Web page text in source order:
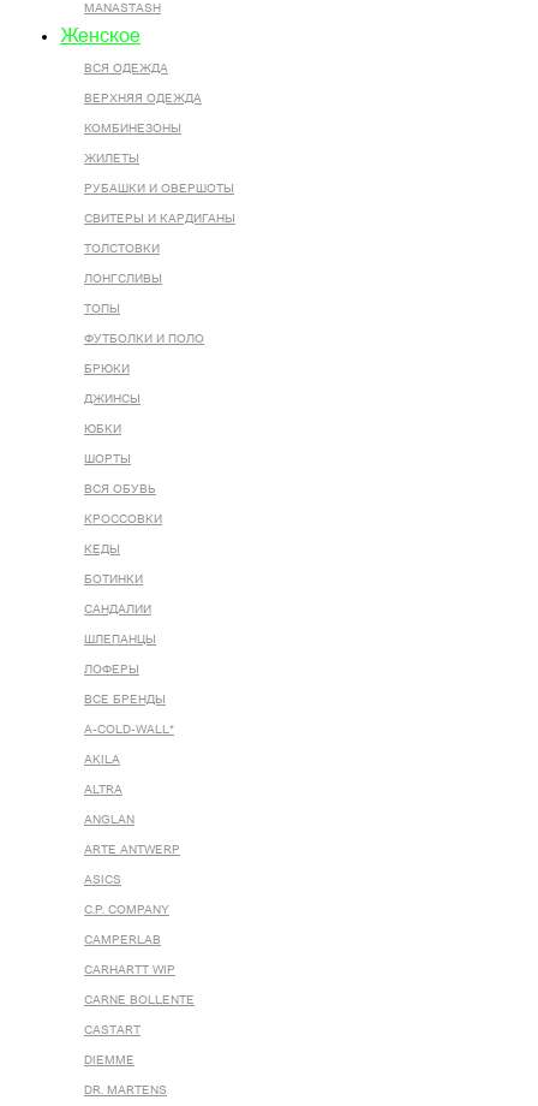
MANASTASH
Женское
ВСЯ ОДЕЖДА
ВЕРХНЯЯ ОДЕЖДА
КОМБИНЕЗОНЫ
ЖИЛЕТЫ
РУБАШКИ И ОВЕРШОТЫ
СВИТЕРЫ И КАРДИГАНЫ
ТОЛСТОВКИ
ЛОНГСЛИВЫ
ТОПЫ
ФУТБОЛКИ И ПОЛО
БРЮКИ
ДЖИНСЫ
ЮБКИ
ШОРТЫ
ВСЯ ОБУВЬ
КРОССОВКИ
КЕДЫ
БОТИНКИ
САНДАЛИИ
ШЛЕПАНЦЫ
ЛОФЕРЫ
ВСЕ БРЕНДЫ
A-COLD-WALL*
AKILA
ALTRA
ANGLAN
ARTE ANTWERP
ASICS
C.P. COMPANY
CAMPERLAB
CARHARTT WIP
CARNE BOLLENTE
CASTART
DIEMME
DR. MARTENS